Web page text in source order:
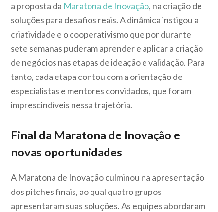
a proposta da Maratona de Inovação, na criação de
soluções para desafios reais. A dinâmica instigou a
criatividade e o cooperativismo que por durante
sete semanas puderam aprender e aplicar a criação
de negócios nas etapas de ideação e validação. Para
tanto, cada etapa contou com a orientação de
especialistas e mentores convidados, que foram
imprescindíveis nessa trajetória.
Final da Maratona de Inovação e
novas oportunidades
A Maratona de Inovação culminou na apresentação
dos pitches finais, ao qual quatro grupos
apresentaram suas soluções. As equipes abordaram